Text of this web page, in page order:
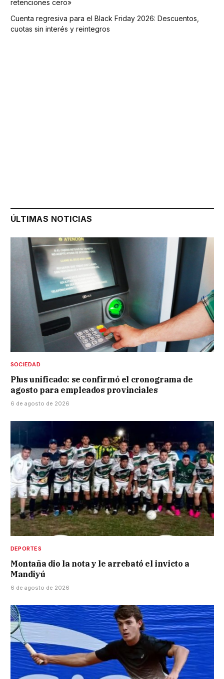
retenciones cero»
Cuenta regresiva para el Black Friday 2026: Descuentos,
cuotas sin interés y reintegros
ÚLTIMAS NOTICIAS
SOCIEDAD
Plus unificado: se confirmó el cronograma de
agosto para empleados provinciales
6 de agosto de 2026
DEPORTES
Montaña dio la nota y le arrebató el invicto a
Mandiyú
6 de agosto de 2026